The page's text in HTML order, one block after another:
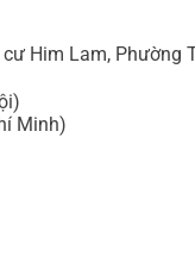
Him Lam, Phường
Minh)